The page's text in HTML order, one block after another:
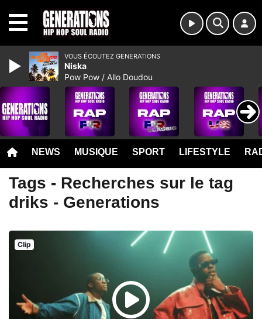
NEWS MUSIQUE SPORT LIFESTYLE
Tags - Recherches sur le tag
driks - Generations
Clip
VOUS ÉCOUTEZ GENERATIONS
Niska
Pow Pow / Allo Doudou